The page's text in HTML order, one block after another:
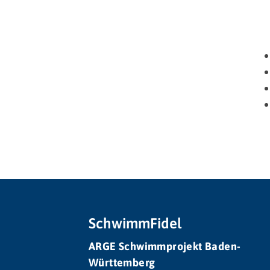
SchwimmFidel
ARGE Schwimmprojekt Baden-
Württemberg